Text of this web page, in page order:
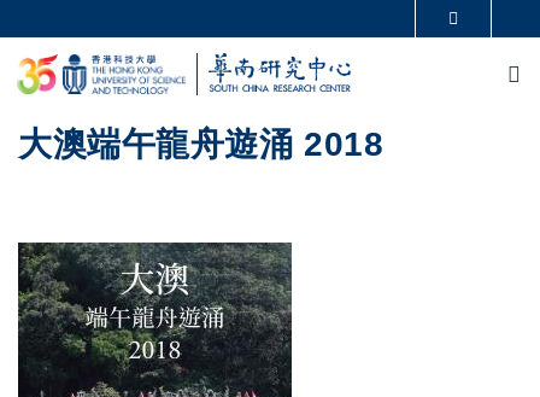
科大新聞
生活@科大
教授簡錄
認識科大
大澳端午龍舟遊涌 2018